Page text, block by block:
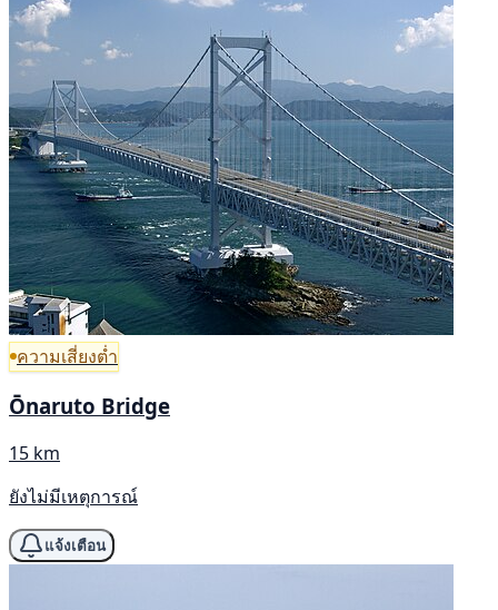
ความเสี่ยงต่ำ
Ōnaruto Bridge
15 km
ยังไม่มีเหตุการณ์
แจ้งเตือน